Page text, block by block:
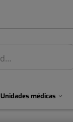
Unidades médicas